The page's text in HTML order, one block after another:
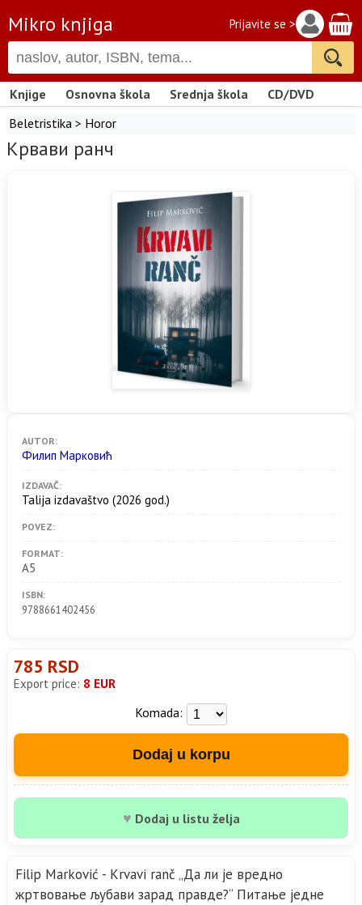
Mikro knjiga Prijavite se >
Knjige Osnovna škola Srednja škola
CD/DVD
Beletristika > Horor
Крвави ранч
AUTOR:
Филип Марковић
IZDAVAČ:
Talija izdavaštvo (2026 god.)
POVEZ:
FORMAT:
A5
ISBN:
9788661402456
785 RSD
Export price: 8 EUR
Komada:
Dodaj u korpu
♥ Dodaj u listu želja
Filip Marković - Krvavi ranč „Да ли је вредно
жртвовање љубави зарад правде?“ Питање једне